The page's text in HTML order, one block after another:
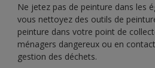
Ne jetez pas de peinture dans les
vous nettoyez des outils de
peinture dans votre point de
ménagers dangereux ou en
gestion des déchets.